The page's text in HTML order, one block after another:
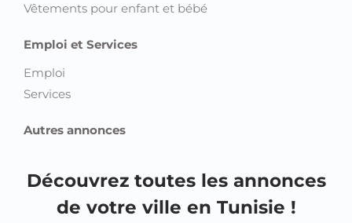
Vêtements pour enfant et bébé
Emploi et Services
Emploi
Services
Autres annonces
Découvrez toutes les annonces
de votre ville en Tunisie !